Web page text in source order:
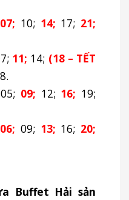
07; 10; 14; 17; 21;
11; 14; (18– TẾT
05; 09; 12; 16; 19;
06; 09; 13; 16; 20;
Buffet Hải sản